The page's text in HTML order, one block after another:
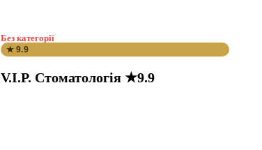
Без категорії
★ 9.9
V.I.P. Стоматологія ★9.9